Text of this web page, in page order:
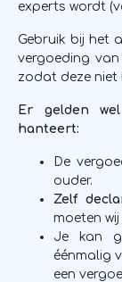
experts wordt
Gebruik bij het
vergoeding
zodat deze niet
Er gelden
hanteert:
De
ouder.
Zelf
moeten
Je kan
éénmalig
een